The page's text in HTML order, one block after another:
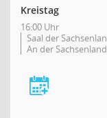
Kreistag
16:00 Uhr
Saal der
An der